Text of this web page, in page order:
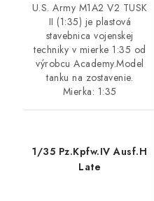
U.S. Army M1A2 V2 TUSK
II (1:35) je plastová
stavebnica vojenskej
techniky v mierke 1:35 od
výrobcu Academy.Model
tanku na zostavenie.
Mierka: 1:35
1/35 Pz.Kpfw.IV Ausf.H
Late